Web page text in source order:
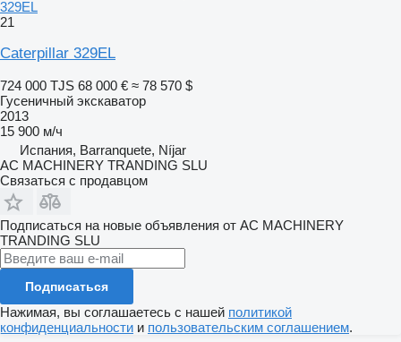
329EL
21
Caterpillar 329EL
724 000 TJS 68 000 € ≈ 78 570 $
Гусеничный экскаватор
2013
15 900 м/ч
Испания, Barranquete, Níjar
AC MACHINERY TRANDING SLU
Связаться с продавцом
Подписаться на новые объявления от AC MACHINERY
TRANDING SLU
Подписаться
Нажимая, вы соглашаетесь с нашей политикой
конфиденциальности и пользовательским соглашением.